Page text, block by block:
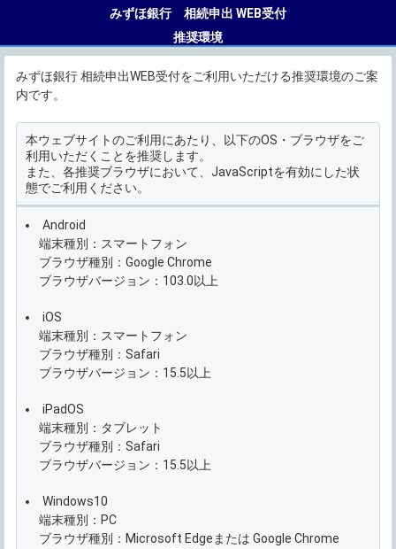
みずほ銀行 相続申出 WEB受付
推奨環境
みずほ銀行 相続申出WEB受付をご利用いただける推奨環境のご案
内です。
本ウェブサイトのご利用にあたり、以下のOS・ブラウザをご
利用いただくことを推奨します。
また、各推奨ブラウザにおいて、JavaScriptを有効にした状
態でご利用ください。
Android
端末種別：スマートフォン
ブラウザ種別：Google Chrome
ブラウザバージョン：103.0以上
iOS
端末種別：スマートフォン
ブラウザ種別：Safari
ブラウザバージョン：15.5以上
iPadOS
端末種別：タブレット
ブラウザ種別：Safari
ブラウザバージョン：15.5以上
Windows10
端末種別：PC
ブラウザ種別：Microsoft Edgeまたは Google Chrome